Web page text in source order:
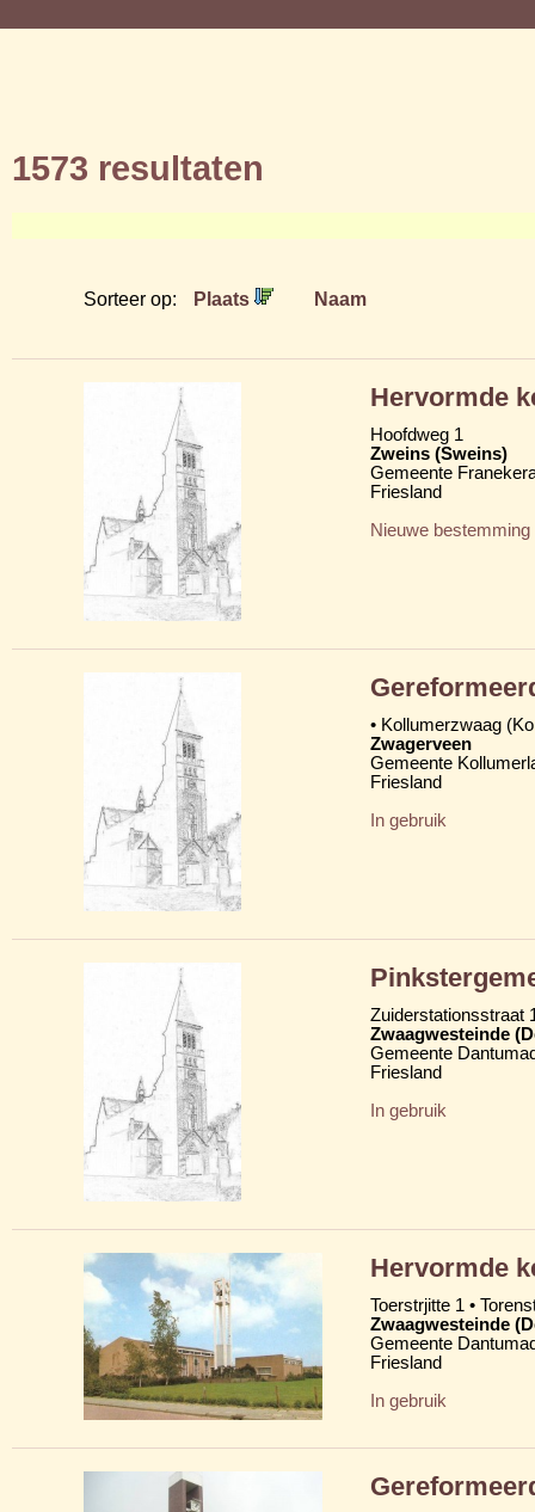
1573 resultaten
Sorteer op: Plaats Naam
Hervormde
Hoofdweg 1
Zweins (Sweins)
Gemeente
Friesland
Nieuwe bestemming
• Kollumerzwaag
Zwagerveen
Gemeente
Friesland
In gebruik
Zuiderstationsstraat
Zwaagwesteinde
Gemeente
Friesland
In gebruik
Hervormde
Toerstrjitte 1 •
Zwaagwesteinde
Gemeente
Friesland
In gebruik